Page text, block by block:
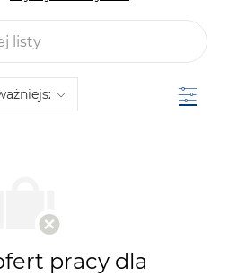
Filtr
pracy dla